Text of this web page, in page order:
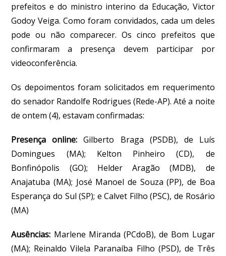
prefeitos e do ministro interino da Educação, Victor
Godoy Veiga. Como foram convidados, cada um deles
pode ou não comparecer. Os cinco prefeitos que
confirmaram a presença devem participar por
videoconferência.
Os depoimentos foram solicitados em requerimento
do senador Randolfe Rodrigues (Rede-AP). Até a noite
de ontem (4), estavam confirmadas:
Presença online: Gilberto Braga (PSDB), de Luís
Domingues (MA); Kelton Pinheiro (CD), de
Bonfinópolis (GO); Helder Aragão (MDB), de
Anajatuba (MA); José Manoel de Souza (PP), de Boa
Esperança do Sul (SP); e Calvet Filho (PSC), de Rosário
(MA)
Ausências: Marlene Miranda (PCdoB), de Bom Lugar
(MA); Reinaldo Vilela Paranaíba Filho (PSD), de Três